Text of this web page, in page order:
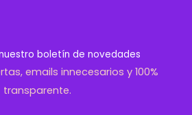
boletín de novedades
emails innecesarios y 100%
transparente.